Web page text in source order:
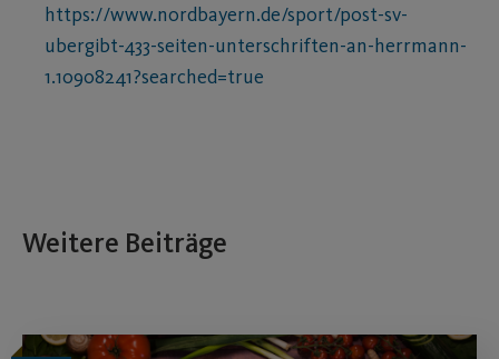
https://www.nordbayern.de/sport/post-sv-
ubergibt-433-seiten-unterschriften-an-herrmann-
1.10908241?searched=true
Weitere Beiträge